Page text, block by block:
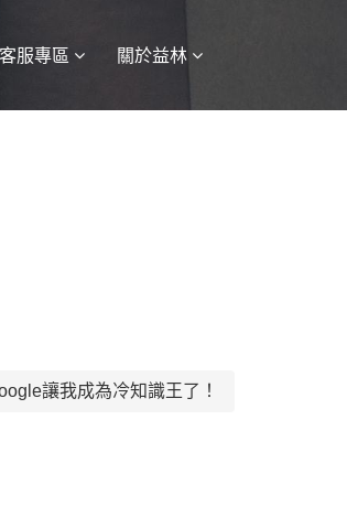
客服專區 關於益林
讓我成為冷知識王了！